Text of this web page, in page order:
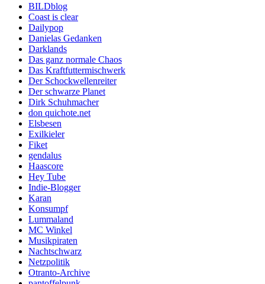
BILDblog
Coast is clear
Dailypop
Danielas Gedanken
Darklands
Das ganz normale Chaos
Das Kraftfuttermischwerk
Der Schockwellenreiter
Der schwarze Planet
Dirk Schuhmacher
don quichote.net
Elsbesen
Exilkieler
Fiket
gendalus
Haascore
Hey Tube
Indie-Blogger
Karan
Konsumpf
Lummaland
MC Winkel
Musikpiraten
Nachtschwarz
Netzpolitik
Otranto-Archive